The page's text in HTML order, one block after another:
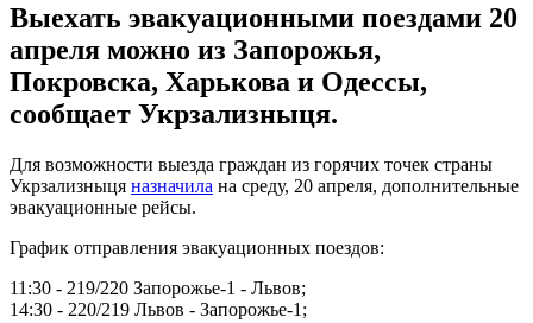
Выехать эвакуационными поездами 20
апреля можно из Запорожья,
Покровска, Харькова и Одессы,
сообщает Укрзализныця.
Для возможности выезда граждан из горячих точек страны
Укрзализныця назначила на среду, 20 апреля, дополнительные
эвакуационные рейсы.
График отправления эвакуационных поездов:
11:30 - 219/220 Запорожье-1 - Львов;
14:30 - 220/219 Львов - Запорожье-1;